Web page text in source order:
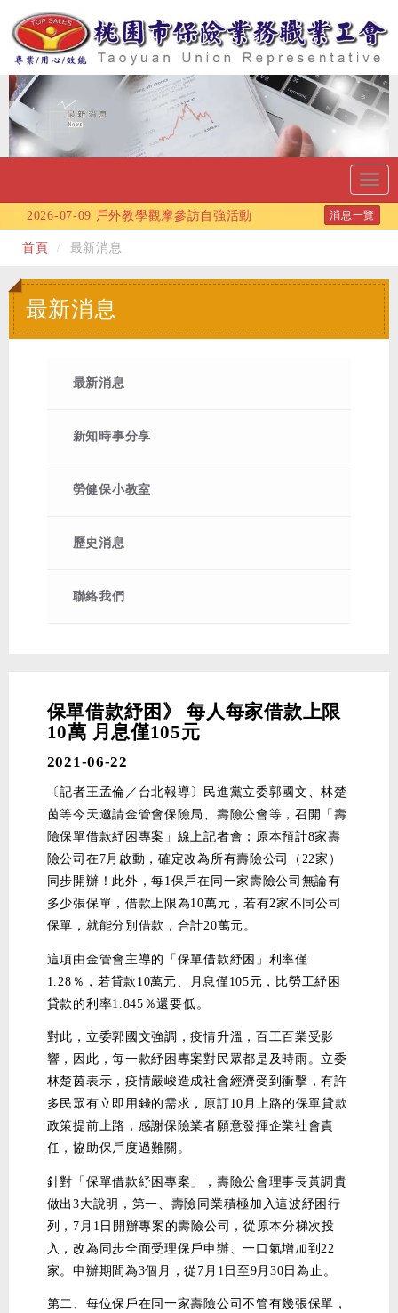
2026-07-09 戶外教學觀摩參訪自強活動
2026-06-10115年端午節連假公告
武陵深秋賞楓2天1夜度假之旅!!
2026-05-13會員福利：115/06/06 (六)自行車
2026-04-28115年五一勞動節連假公告
2026-02-23115年228和平紀念日連假公告
2026-01-16【115年度自強旅遊活動】阿里山
2025-12-23115年健保署覈實113年健保投保身
消息一覽
首頁 最新消息
最新消息
最新消息
新知時事分享
勞健保小教室
歷史消息
聯絡我們
保單借款紓困》 每人每家借款上限
10萬 月息僅105元
2021-06-22
〔記者王孟倫／台北報導〕民進黨立委郭國文、林楚
茵等今天邀請金管會保險局、壽險公會等，召開「壽
險保單借款紓困專案」線上記者會；原本預計8家壽
險公司在7月啟動，確定改為所有壽險公司（22家）
同步開辦！此外，每1保戶在同一家壽險公司無論有
多少張保單，借款上限為10萬元，若有2家不同公司
保單，就能分別借款，合計20萬元。
這項由金管會主導的「保單借款紓困」利率僅
1.28％，若貸款10萬元、月息僅105元，比勞工紓困
貸款的利率1.845％還要低。
對此，立委郭國文強調，疫情升溫，百工百業受影
響，因此，每一款紓困專案對民眾都是及時雨。立委
林楚茵表示，疫情嚴峻造成社會經濟受到衝擊，有許
多民眾有立即用錢的需求，原訂10月上路的保單貸款
政策提前上路，感謝保險業者願意發揮企業社會責
任，協助保戶度過難關。
針對「保單借款紓困專案」，壽險公會理事長黃調貴
做出3大說明，第一、壽險同業積極加入這波紓困行
列，7月1日開辦專案的壽險公司，從原本分梯次投
入，改為同步全面受理保戶申辦、一口氣增加到22
家。申辦期間為3個月，從7月1日至9月30日為止。
第二、每位保戶在同一家壽險公司不管有幾張保單，